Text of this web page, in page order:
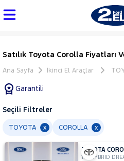
Satılık Toyota Corolla Fiyatları
Ana Sayfa İkinci El Araçlar
Garantili
Tüm
Seçili Filtreler
TOYOTA x COROLLA x
TOYOTA
1.8 HYBRID